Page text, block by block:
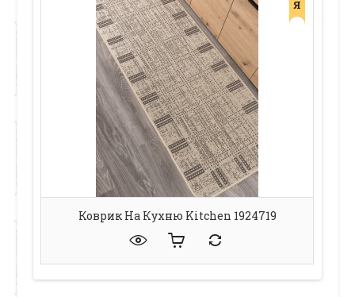
Я
Коврик На Кухню Kitchen 1924719